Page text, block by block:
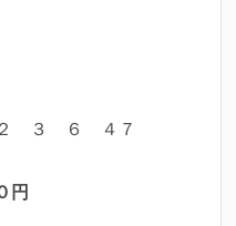
３ ６ ４７
円